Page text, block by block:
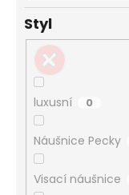
Styl
luxusní 0
Náušnice Pecky
Visací náušnice